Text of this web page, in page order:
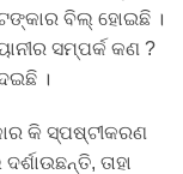
ବିଲ୍ ହୋଇଛି ।
ସମ୍ପର୍କ କଣ ?
।
କି ସ୍ପଷ୍ଟୀକରଣ
ତାହା